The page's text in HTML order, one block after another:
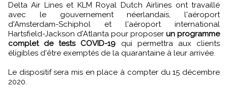
Delta Air Lines et KLM Royal Dutch Airlines ont travaillé
avec le gouvernement néerlandais, l'aéroport
d'Amsterdam-Schiphol et l'aéroport international
Hartsfield-Jackson d'Atlanta pour proposer un programme
complet de tests COVID-19 qui permettra aux clients
éligibles d'être exemptés de la quarantaine à leur arrivée.
Le dispositif sera mis en place à compter du 15 décembre
2020.